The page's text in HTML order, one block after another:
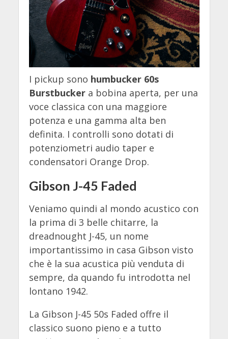
I pickup sono humbucker 60s
Burstbucker a bobina aperta, per una
voce classica con una maggiore
potenza e una gamma alta ben
definita. I controlli sono dotati di
potenziometri audio taper e
condensatori Orange Drop.
Gibson J-45 Faded
Veniamo quindi al mondo acustico con
la prima di 3 belle chitarre, la
dreadnought J-45, un nome
importantissimo in casa Gibson visto
che è la sua acustica più venduta di
sempre, da quando fu introdotta nel
lontano 1942.
La Gibson J-45 50s Faded offre il
classico suono pieno e a tutto